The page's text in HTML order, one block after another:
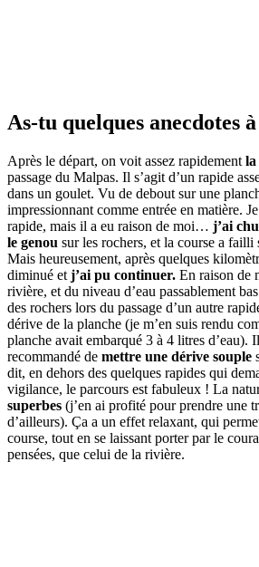
As-tu quelques anecdotes
Après le départ, on voit assez rapidement la
passage du Malpas. Il s’agit d’un rapide
dans un goulet. Vu de debout sur une
impressionnant comme entrée en matière.
rapide, mais il a eu raison de moi… j’ai
le genou sur les rochers, et la course a failli
Mais heureusement, après quelques
diminué et j’ai pu continuer. En raison de
rivière, et du niveau d’eau passablement
des rochers lors du passage d’un autre
dérive de la planche (je m’en suis rendu
planche avait embarqué 3 à 4 litres d’eau).
recommandé de mettre une dérive souple
dit, en dehors des quelques rapides qui
vigilance, le parcours est fabuleux ! La
superbes (j’en ai profité pour prendre une
d’ailleurs). Ça a un effet relaxant, qui
course, tout en se laissant porter par le
pensées, que celui de la rivière.